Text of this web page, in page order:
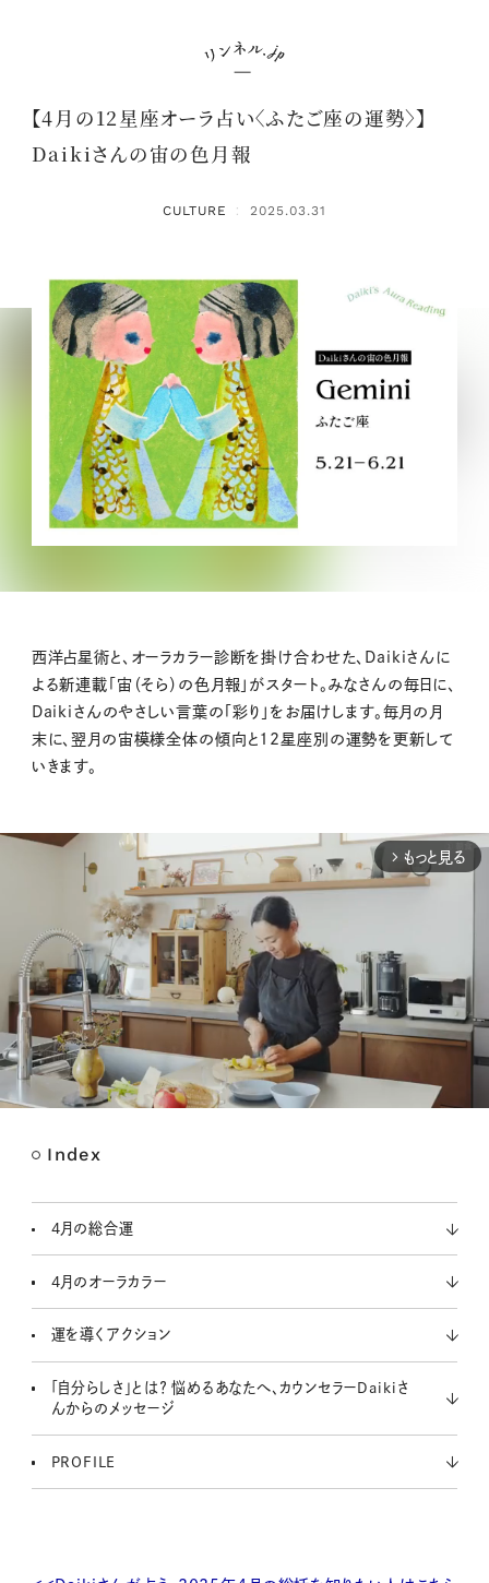
【4月の12星座オーラ占い〈ふたご座の運勢〉】
Daikiさんの宙の色月報
CULTURE ： 2025.03.31
西洋占星術と、オーラカラー診断を掛け合わせた、Daikiさんに
よる新連載「宙（そら）の色月報」がスタート。みなさんの毎日に、
Daikiさんのやさしい言葉の「彩り」をお届けします。毎月の月
末に、翌月の宙模様全体の傾向と12星座別の運勢を更新して
いきます。
arrow_forward_ios もっと見る
Index
4月の総合運
4月のオーラカラー
運を導くアクション
「自分らしさ」とは？ 悩めるあなたへ、カウンセラーDaikiさ
んからのメッセージ
PROFILE